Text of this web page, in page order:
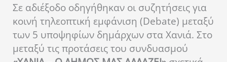
Σε αδιέξοδο οδηγήθηκαν οι συζητήσεις για
κοινή τηλεοπτική εμφάνιση (Debate) μεταξύ
των 5 υποψηφίων δημάρχων στα Χανιά. Στο
μεταξύ τις προτάσεις του συνδυασμού